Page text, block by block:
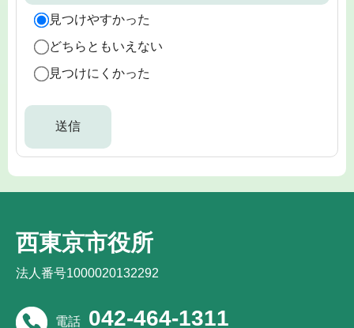
見つけやすかった
どちらともいえない
見つけにくかった
西東京市役所
法人番号1000020132292
電話 042-464-1311